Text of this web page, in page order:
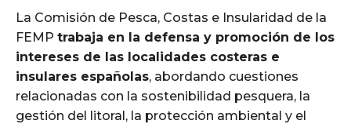
La Comisión de Pesca, Costas e Insularidad de la
FEMP trabaja en la defensa y promoción de los
intereses de las localidades costeras e
insulares españolas, abordando cuestiones
relacionadas con la sostenibilidad pesquera, la
gestión del litoral, la protección ambiental y el